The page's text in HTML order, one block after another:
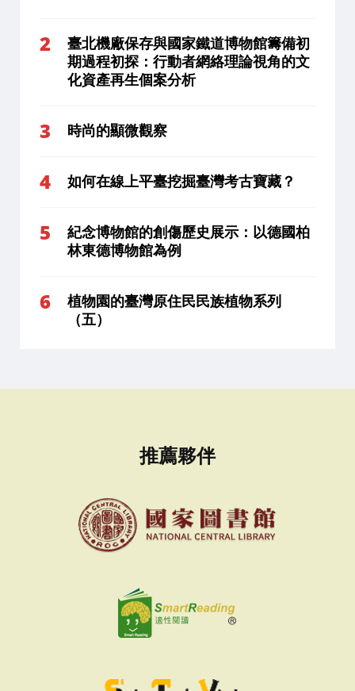
臺北機廠保存與國家鐵道博物館籌備初
期過程初探：行動者網絡理論視角的文
化資產再生個案分析
時尚的顯微觀察
如何在線上平臺挖掘臺灣考古寶藏？
紀念博物館的創傷歷史展示：以德國柏
林東德博物館為例
植物園的臺灣原住民民族植物系列
（五）
推薦夥伴